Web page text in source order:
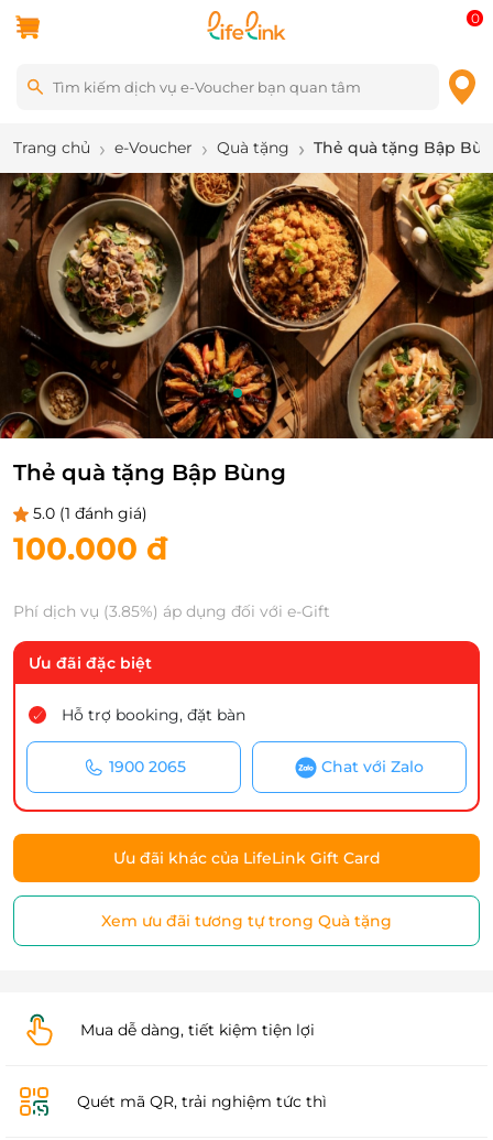
0
Trang chủ e-Voucher Quà tặng Thẻ quà tặng Bập
3/6
Thẻ quà tặng Bập Bùng
5.0 (1 đánh giá)
100.000 đ
Phí dịch vụ (3.85%) áp dụng đối với e-Gift
Ưu đãi đặc biệt
Hỗ trợ booking, đặt bàn
1900 2065 Chat với Zalo
Ưu đãi khác của LifeLink Gift Card
Xem ưu đãi tương tự trong Quà tặng
Mua dễ dàng, tiết kiệm tiện lợi
Quét mã QR, trải nghiệm tức thì